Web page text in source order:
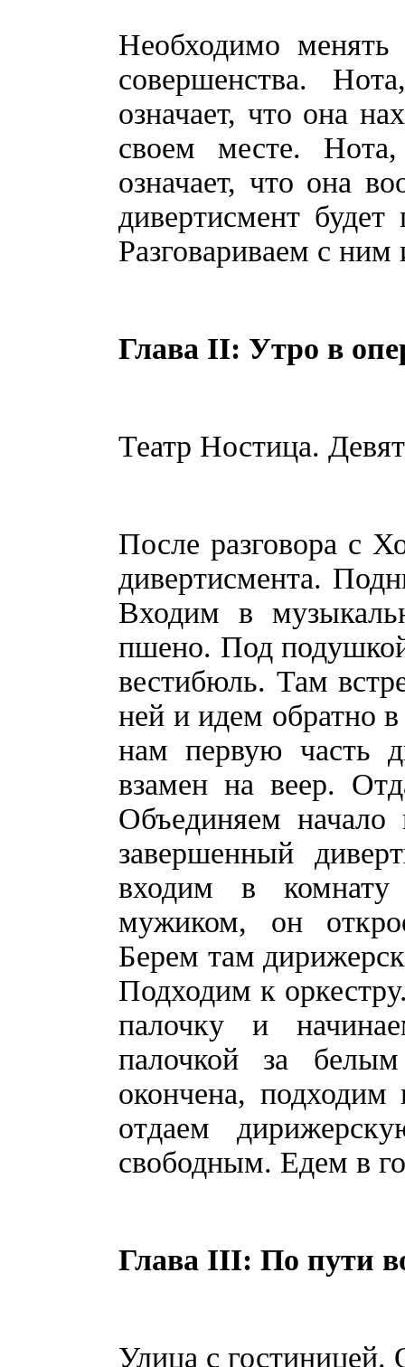
Необходимо
совершенства.
означает, что она
своем месте.
означает, что она
дивертисмент
Разговариваем с ним
Глава II: Утро в
Театр Ностица.
После разговора с
дивертисмента.
Входим в
пшено. Под
вестибюль. Там
ней и идем обратно
нам первую часть
взамен на веер.
Объединяем начало
завершенный
входим в комнату
мужиком, он
Берем там
Подходим к
палочку и
палочкой за
окончена,
отдаем
свободным. Едем в
Глава III: По пути
Улица с гостиницей.